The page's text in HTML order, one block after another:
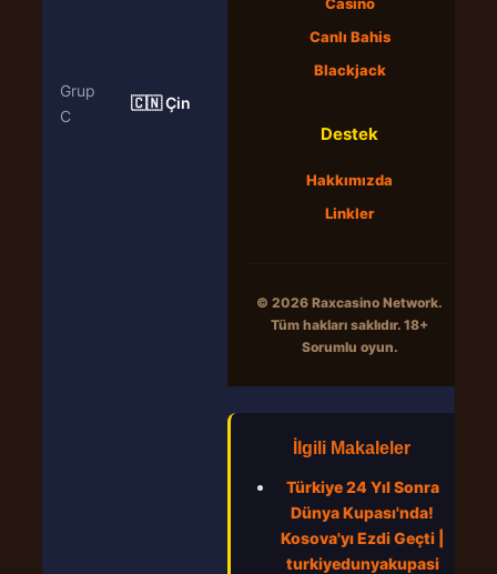
Grup
C
🇨🇳 Çin
Canlı Bahis
Blackjack
Destek
Hakkımızda
Linkler
© 2026 Raxcasino Network.
Tüm hakları saklıdır. 18+
Sorumlu oyun.
İlgili Makaleler
Türkiye 24 Yıl Sonra
Dünya Kupası'nda!
Kosova'yı Ezdi Geçti |
turkiyedunyakupasi